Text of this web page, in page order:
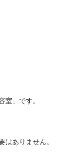
室」です。
はありません。